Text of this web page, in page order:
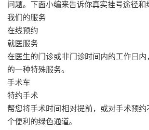
问题。下面小编来告诉你真实挂号途径和
我们的服务
在线预约
就医服务
在医生的门诊或非门诊时间内的工作日
的一种特殊服务。
手术车
特约手术
帮您将手术时间相对提前，或对手术预
个便利的绿色通道。